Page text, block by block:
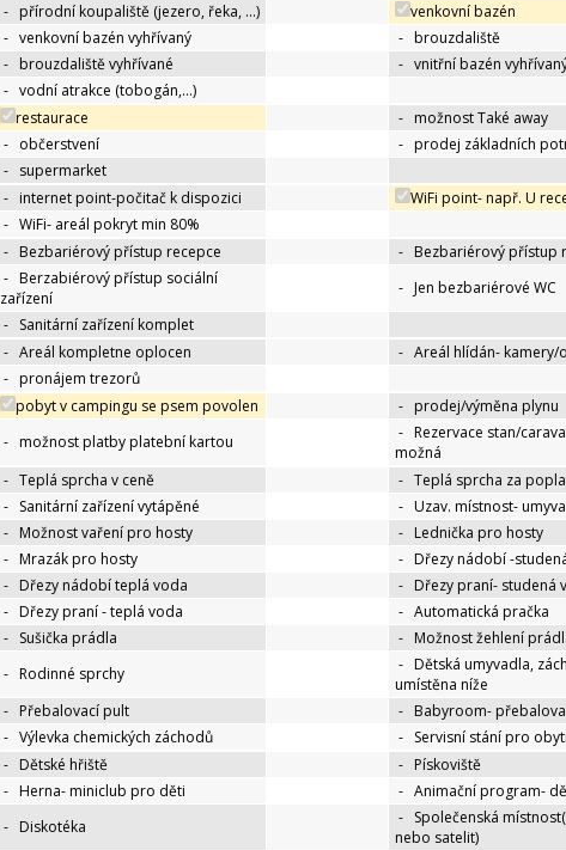
- přírodní koupaliště (jezero, řeka, …)
venkovní bazén
- venkovní bazén vyhřívaný - brouzdaliště
- brouzdaliště vyhřívané - vnitřní bazén
- vodní atrakce (tobogán,…)
restaurace - možnost Také away
- občerstvení - prodej základních
- supermarket
- internet point-počitač k dispozici
WiFi point- např. U
- WiFi- areál pokryt min 80%
- Bezbariérový přístup recepce - Bezbariérový přístup
- Berzabiérový přístup sociální
zařízení
- Jen bezbariérové WC
- Sanitární zařízení komplet
- Areál kompletne oplocen - Areál hlídán- kamery/
- pronájem trezorů
pobyt v campingu se psem povolen - prodej/výměna plynu
- možnost platby platební kartou - Rezervace stan/
možná
- Teplá sprcha v ceně - Teplá sprcha za
- Sanitární zařízení vytápěné - Uzav. místnost-
- Možnost vaření pro hosty - Lednička pro hosty
- Mrazák pro hosty - Dřezy nádobí -
- Dřezy nádobí teplá voda - Dřezy praní- studená
- Dřezy praní - teplá voda - Automatická pračka
- Sušička prádla - Možnost žehlení
- Rodinné sprchy - Dětská umyvadla,
umístěna níže
- Přebalovací pult - Babyroom-
- Výlevka chemických záchodů - Servisní stání pro
- Dětské hřiště - Pískoviště
- Herna- miniclub pro děti - Animační program-
- Diskotéka - Společenská
nebo satelit)